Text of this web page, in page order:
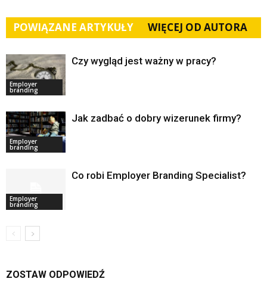
POWIĄZANE ARTYKUŁY WIĘCEJ OD AUTORA
Employer
branding
Czy wygląd jest ważny w pracy?
Employer
branding
Jak zadbać o dobry wizerunek firmy?
Employer
branding
Co robi Employer Branding Specialist?
ZOSTAW ODPOWIEDŹ